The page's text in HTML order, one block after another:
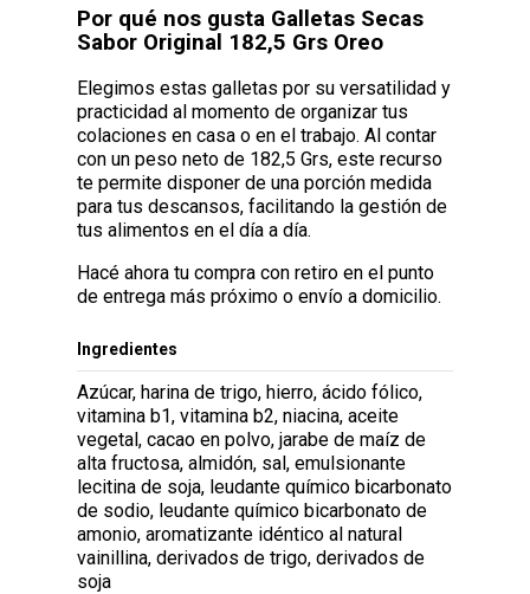
Por qué nos gusta Galletas Secas
Sabor Original 182,5 Grs Oreo
Elegimos estas galletas por su versatilidad y
practicidad al momento de organizar tus
colaciones en casa o en el trabajo. Al contar
con un peso neto de 182,5 Grs, este recurso
te permite disponer de una porción medida
para tus descansos, facilitando la gestión de
tus alimentos en el día a día.
Hacé ahora tu compra con retiro en el punto
de entrega más próximo o envío a domicilio.
Ingredientes
Azúcar, harina de trigo, hierro, ácido fólico,
vitamina b1, vitamina b2, niacina, aceite
vegetal, cacao en polvo, jarabe de maíz de
alta fructosa, almidón, sal, emulsionante
lecitina de soja, leudante químico bicarbonato
de sodio, leudante químico bicarbonato de
amonio, aromatizante idéntico al natural
vainillina, derivados de trigo, derivados de
soja